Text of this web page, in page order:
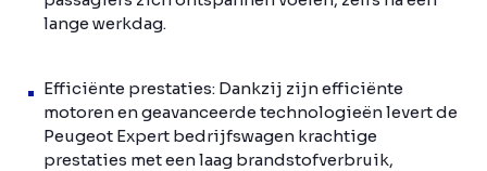
lange werkdag.
Efficiënte prestaties: Dankzij zijn efficiënte
motoren en geavanceerde technologieën levert de
Peugeot Expert bedrijfswagen krachtige
prestaties met een laag brandstofverbruik,